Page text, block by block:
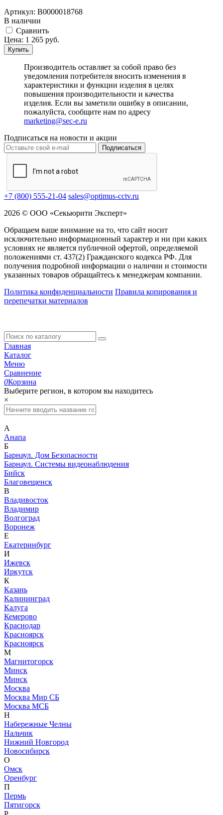
Артикул: В0000018768
В наличии
Cравнить
Цена: 1 265 руб.
Купить
Производитель оставляет за собой право без
уведомления потребителя вносить изменения в
характеристики и функции изделия в целях
повышения производительности и качества
изделия. Если вы заметили ошибку в описании,
пожалуйста, сообщите нам по адресу
marketing@sec-e.ru
Подписаться на новости и акции
Подписаться
+7 (800) 555-21-04 sales@optimus-cctv.ru
2026 © ООО «Секьюрити Эксперт»
Обращаем ваше внимание на то, что сайт носит
исключительно информационный характер и ни при каких
условиях не является публичной офертой, определяемой
положениями ст. 437(2) Гражданского кодекса РФ. Для
получения подробной информации о наличии и стоимости
указанных товаров обращайтесь к менеджерам компании.
Политика конфиденциальности Правила копирования и
перепечатки материалов
Главная
Каталог
Меню
Сравнение
0Корзина
Выберите регион, в котором вы находитесь
×
А
Анапа
Б
Барнаул. Дом Безопасности
Барнаул. Системы видеонаблюдения
Бийск
Благовещенск
В
Владивосток
Владимир
Волгоград
Воронеж
Е
Екатеринбург
И
Ижевск
Иркутск
К
Казань
Калининград
Калуга
Кемерово
Краснодар
Красноярск
Красноярск
М
Магнитогорск
Минск
Минск
Москва
Москва Мир СБ
Москва МСБ
Н
Набережные Челны
Нальчик
Нижний Новгород
Новосибирск
О
Омск
Оренбург
П
Пермь
Пятигорск